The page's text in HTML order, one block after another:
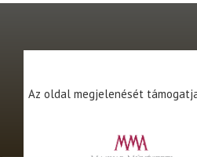
Az oldal megjelenését